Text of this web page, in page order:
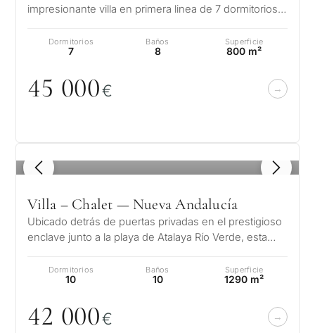
impresionante villa en primera linea de 7 dormitorios
Dormitorios
7
Baños
8
Superficie
800 m²
45 000€
1 / 8
Villa – Chalet — Nueva Andalucía
Ubicado detrás de puertas privadas en el prestigioso
enclave junto a la playa de Atalaya Río Verde, esta
Dormitorios
10
Baños
10
Superficie
1290 m²
42 000€